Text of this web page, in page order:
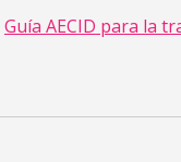
Guía AECID para la